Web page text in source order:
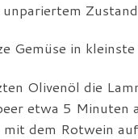
unpariertem
Gemüse in
Olivenöl die
etwa 5 Minuten
dem Rotwein